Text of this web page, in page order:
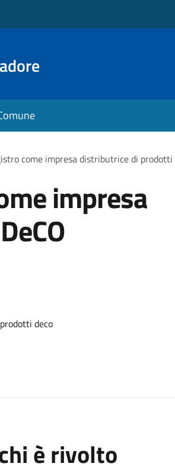
come impresa distributrice di prodotti
impresa
deco
è rivolto